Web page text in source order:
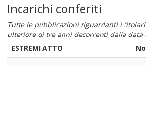
Incarichi conferiti
Tutte le pubblicazioni riguardanti i
ulteriore di tre anni decorrenti dalla data
ESTREMI ATTO